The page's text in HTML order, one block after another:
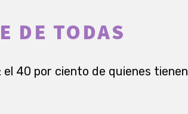
DE TODAS
40 por ciento de quienes tienen